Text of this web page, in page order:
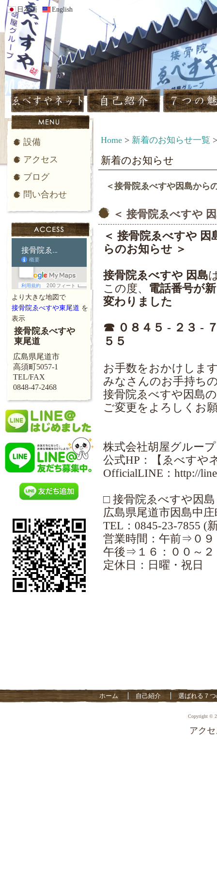
日本語 English
設備
アクセス
ブログ
問い合わせ
より大きな地図で
接骨院ゑべすや東尾道 を
表示
接骨院ゑべすや
東尾道
広島県尾道市
高須町5057-1
TEL/FAX
0848-47-2468
Home > 新着のお知らせ一覧
新着のお知らせ
＜接骨院ゑべすや因島から
＜ 接骨院ゑべすや
＜ 接骨院ゑべすや 因
らのお知らせ ＞
接骨院ゑべすや 因島
この度、 電話番号が
変わりました
☎︎ ０８４５ - ２３ -
５５
お手数をおかけしま
みなさんのお手持ち
接骨院ゑべすや因島
ご変更をよろしくお
株式会社胡屋グループ
公式HP：【ゑべすや
OfficialLINE：http://
□ 接骨院ゑべすや因
広島県尾道市因島中
TEL：0845-23-7855 (
営業時間：午前⇒０９
午後⇒１６：００～
定休日：日曜・祝日
ホーム 自己紹介 選ばれる７
Copyright ©
アク